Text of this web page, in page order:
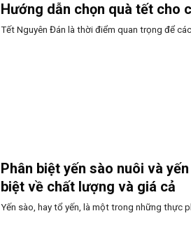
Hướng dẫn chọn quà tết cho
Tết Nguyên Đán là thời điểm quan trọng để
Phân biệt yến sào nuôi và
biệt về chất lượng và giá cả
Yến sào, hay tổ yến, là một trong những thực